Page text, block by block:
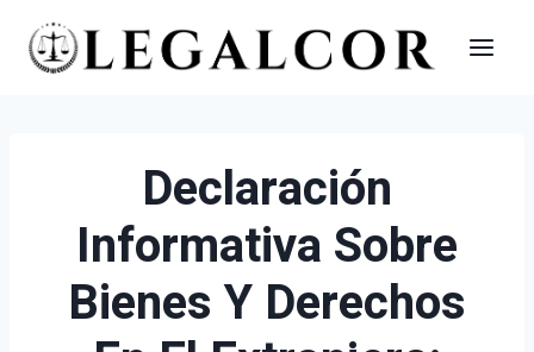
Saltar
Declaración
Informativa Sobre
Bienes Y Derechos